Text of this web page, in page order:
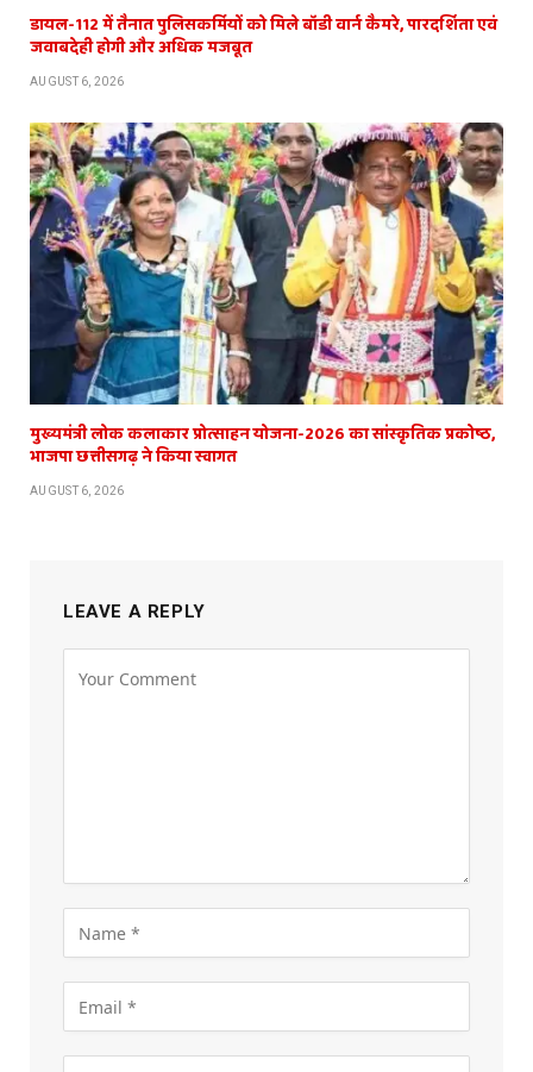
डायल-112 में तैनात पुलिसकर्मियों को मिले बॉडी वार्न कैमरे, पारदर्शिता एवं
जवाबदेही होगी और अधिक मजबूत
AUGUST 6, 2026
मुख्यमंत्री लोक कलाकार प्रोत्साहन योजना-2026 का सांस्कृतिक प्रकोष्ठ,
भाजपा छत्तीसगढ़ ने किया स्वागत
AUGUST 6, 2026
LEAVE A REPLY